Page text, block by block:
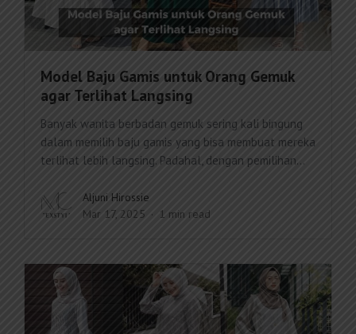
Model Baju Gamis untuk Orang Gemuk
agar Terlihat Langsing
Banyak wanita berbadan gemuk sering kali bingung
dalam memilih baju gamis yang bisa membuat mereka
terlihat lebih langsing. Padahal, dengan pemilihan...
Aljuni Hirossie
Mar 17, 2025
1 min read